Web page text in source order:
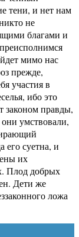
тени, и нет нам
не
благами и
мимо нас
прежде,
участия в
ибо это
законом правды,
умствовали,
его суетна, и
их
Плод добрых
Дети же
ложа